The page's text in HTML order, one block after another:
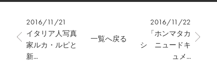
2016/11/21
イタリア人写真
家ルカ・ルピと
新...
2016/11/22
「ホンマタカ
シ ニュードキ
ュメ...
一覧へ戻る